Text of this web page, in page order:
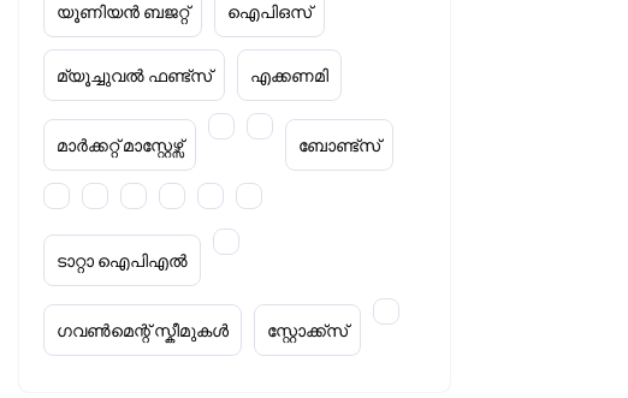
യൂണിയൻ ബജറ്റ് ഐപിഒസ്
മ്യൂച്ചുവൽ ഫണ്ട്സ് എക്കണമി
മാർക്കറ്റ് മാസ്റ്റേഴ്സ് ബോണ്ട്സ്
ടാറ്റാ ഐപിഎൽ
ഗവൺമെന്റ് സ്കീമുകൾ സ്റ്റോക്ക്‌സ്